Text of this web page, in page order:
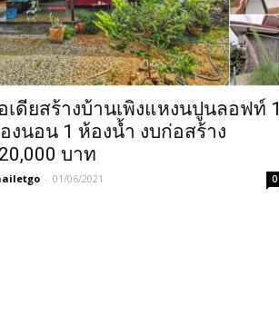
เดียสร้างบ้านเพิงแหงนปูนลอฟท์ 1
งนอน 1 ห้องน้ำ งบก่อสร้าง
บาท
- 01/06/2021 0